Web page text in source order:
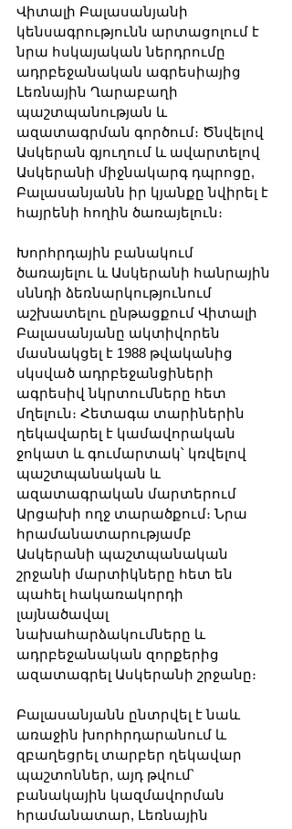
Վիտալի Բալասանյանի
կենսագրությունն արտացոլում է
նրա հսկայական ներդրումը
ադրբեջանական ագրեսիայից
Լեռնային Ղարաբաղի
պաշտպանության և
ազատագրման գործում։ Ծնվելով
Ասկերան գյուղում և ավարտելով
Ասկերանի միջնակարգ դպրոցը,
Բալասանյանն իր կյանքը նվիրել է
հայրենի հողին ծառայելուն։
Խորհրդային բանակում
ծառայելու և Ասկերանի հանրային
սննդի ձեռնարկությունում
աշխատելու ընթացքում Վիտալի
Բալասանյանը ակտիվորեն
մասնակցել է 1988 թվականից
սկսված ադրբեջանցիների
ագրեսիվ նկրտումները հետ
մղելուն։ Հետագա տարիներին
ղեկավարել է կամավորական
ջոկատ և գումարտակ՝ կռվելով
պաշտպանական և
ազատագրական մարտերում
Արցախի ողջ տարածքում։ Նրա
հրամանատարությամբ
Ասկերանի պաշտպանական
շրջանի մարտիկները հետ են
պահել հակառակորդի
լայնածավալ
նախահարձակումները և
ադրբեջանական զորքերից
ազատագրել Ասկերանի շրջանը։
Բալասանյանն ընտրվել է նաև
առաջին խորհրդարանում և
զբաղեցրել տարբեր ղեկավար
պաշտոններ, այդ թվում՝
բանակային կազմավորման
հրամանատար, Լեռնային